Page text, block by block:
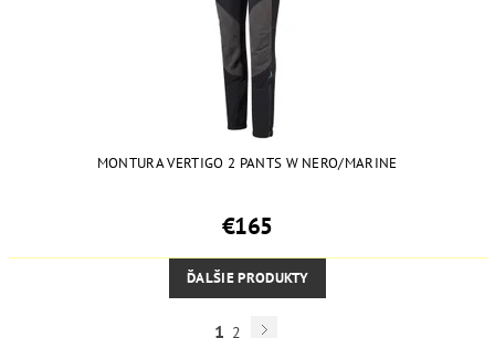
MONTURA VERTIGO 2 PANTS W NERO/MARINE
€165
ĎALŠIE PRODUKTY
1 2